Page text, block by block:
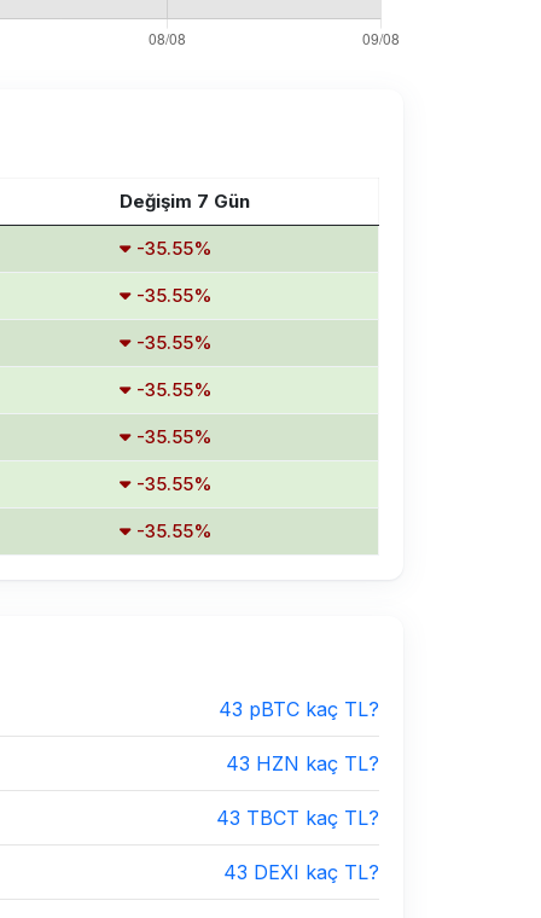
Değişim 7 Gün
-35.55%
-35.55%
-35.55%
-35.55%
-35.55%
-35.55%
-35.55%
43 pBTC kaç TL?
43 HZN kaç TL?
43 TBCT kaç TL?
43 DEXI kaç TL?